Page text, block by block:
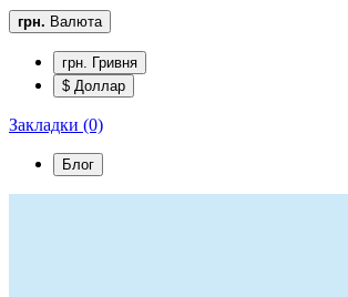
грн. Валюта
грн. Гривня
$ Доллар
Закладки (0)
Блог